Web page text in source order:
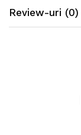
Review-uri (0)